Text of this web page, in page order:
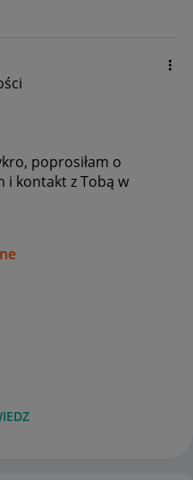
poprosiłam o
i kontakt z Tobą w